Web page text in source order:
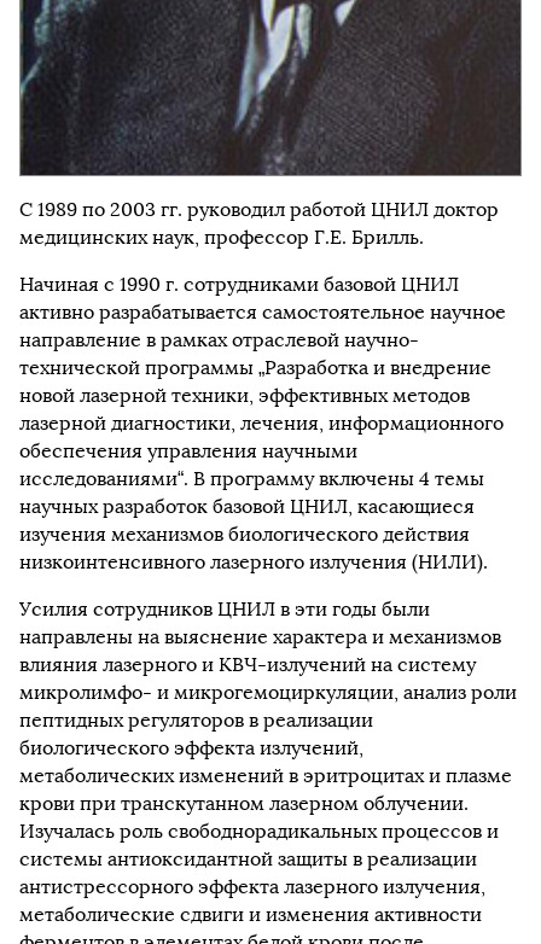
С 1989 по 2003 гг. руководил работой ЦНИЛ доктор
медицинских наук, профессор Г.Е. Брилль.
Начиная с 1990 г. сотрудниками базовой ЦНИЛ
активно разрабатывается самостоятельное научное
направление в рамках отраслевой научно-
технической программы „Разработка и внедрение
новой лазерной техники, эффективных методов
лазерной диагностики, лечения, информационного
обеспечения управления научными
исследованиями“. В программу включены 4 темы
научных разработок базовой ЦНИЛ, касающиеся
изучения механизмов биологического действия
низкоинтенсивного лазерного излучения (НИЛИ).
Усилия сотрудников ЦНИЛ в эти годы были
направлены на выяснение характера и механизмов
влияния лазерного и КВЧ-излучений на систему
микролимфо- и микрогемоциркуляции, анализ роли
пептидных регуляторов в реализации
биологического эффекта излучений,
метаболических изменений в эритроцитах и плазме
крови при транскутанном лазерном облучении.
Изучалась роль свободнорадикальных процессов и
системы антиоксидантной защиты в реализации
антистрессорного эффекта лазерного излучения,
метаболические сдвиги и изменения активности